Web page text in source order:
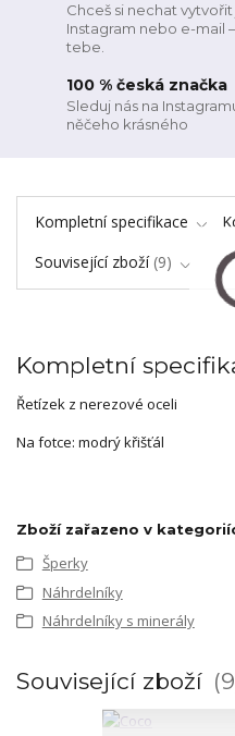
Chceš si nechat
Instagram nebo e-mail
tebe.
100 % česká značka
Sleduj nás na
něčeho krásného
Kompletní specifikace
Související zboží 9
Kompletní
Řetízek z nerezové oceli
Na fotce: modrý křišťál
Zboží zařazeno v
Šperky
Náhrdelníky
Náhrdelníky s minerály
Související zboží 9